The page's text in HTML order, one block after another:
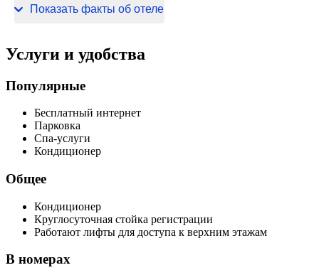
75 номеров
Показать факты об отеле
Услуги и удобства
Популярные
Бесплатный интернет
Парковка
Спа-услуги
Кондиционер
Общее
Кондиционер
Круглосуточная стойка регистрации
Работают лифты для доступа к верхним этажам
В номерах